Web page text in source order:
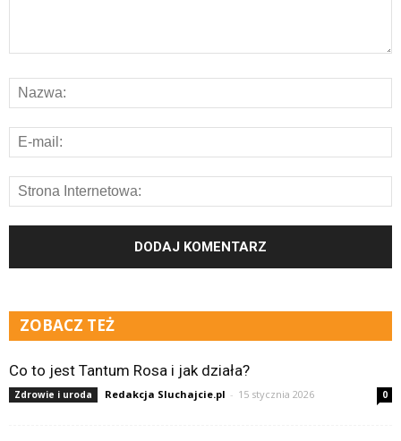
ZOBACZ TEŻ
Co to jest Tantum Rosa i jak działa?
Zdrowie i uroda Redakcja Sluchajcie.pl - 15 stycznia 2026 0